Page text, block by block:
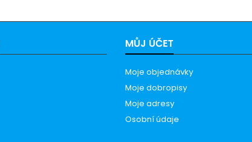
MŮJ ÚČET
Moje objednávky
Moje dobropisy
Moje adresy
Osobní údaje